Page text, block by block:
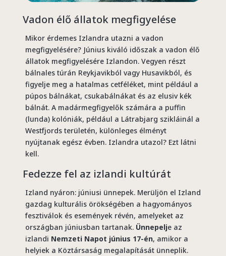
Vadon élő állatok megfigyelése
Mikor érdemes Izlandra utazni a vadon
megfigyelésére? Június kiváló időszak a vadon élő
állatok megfigyelésére Izlandon. Vegyen részt
bálnales túrán Reykjavikból vagy Husavikból, és
figyelje meg a hatalmas cetféléket, mint például a
púpos bálnákat, csukabálnákat és az elusiv kék
bálnát. A madármegfigyelők számára a puffin
(lunda) kolóniák, például a Látrabjarg szikláinál a
Westfjords területén, különleges élményt
nyújtanak egész évben. Izlandra utazol? Ezt látni
kell.
Fedezze fel az izlandi kultúrát
Izland nyáron: júniusi ünnepek. Merüljön el Izland
gazdag kulturális örökségében a hagyományos
fesztiválok és események révén, amelyeket az
országban júniusban tartanak. Ünnepelje az
izlandi Nemzeti Napot június 17-én, amikor a
helyiek a Köztársaság megalapítását ünneplik.